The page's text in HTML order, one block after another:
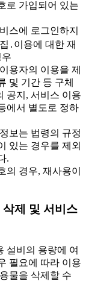
로 가입되어 있는
스에 로그인하지
․이용에 대한 재
용자의 이용을 제
및 기간 등 구체
공지, 서비스 이용
에서 별도로 정하
보는 법령의 규정
있는 경우를 제외
.
경우, 재사용이
제 및 서비스
설비의 용량에 여
필요에 따라 이용
물을 삭제할 수